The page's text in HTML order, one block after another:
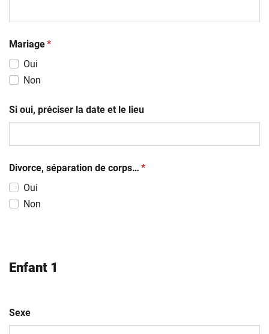
Mariage(obligatoire)
*
Oui
Non
Si oui, préciser la date et le lieu
Divorce, séparation de corps… (obligatoire)
*
Oui
Non
Enfant 1
Sexe